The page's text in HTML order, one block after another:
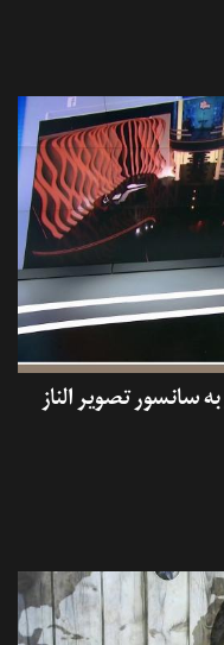
سانسور تصویر الناز